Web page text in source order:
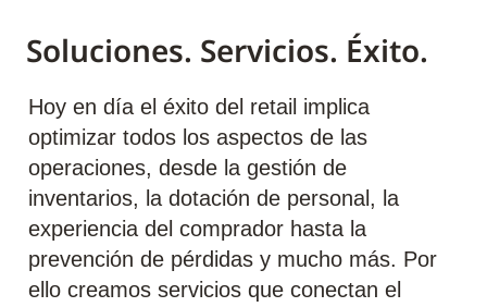
Soluciones. Servicios. Éxito.
Hoy en día el éxito del retail implica
optimizar todos los aspectos de las
operaciones, desde la gestión de
inventarios, la dotación de personal, la
experiencia del comprador hasta la
prevención de pérdidas y mucho más. Por
ello creamos servicios que conectan el